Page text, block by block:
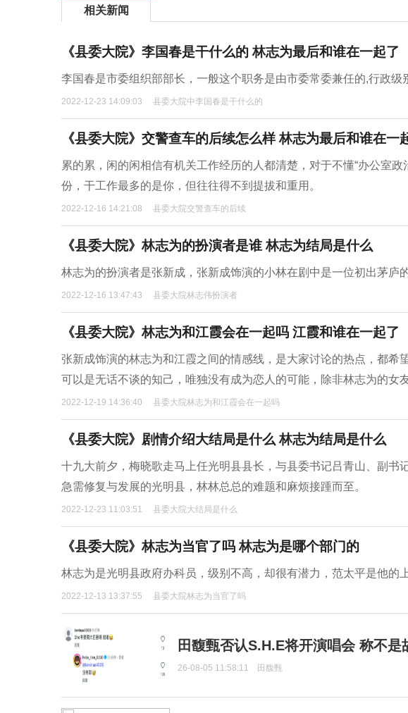
相关新闻
《县委大院》李国春是干什么的 林志为最后和谁在一起了
李国春是市委组织部部长，一般这个职务是由市委常委兼任的,行政级
2022-12-23 14:09:03 县委大院中李国春是干什么的
《县委大院》交警查车的后续怎么样 林志为最后和谁在一
累的累，闲的闲相信有机关工作经历的人都清楚，对于不懂“办公室
份，干工作最多的是你，但往往得不到提拔和重用。
2022-12-16 14:21:08 县委大院交警查车的后续
《县委大院》林志为的扮演者是谁 林志为结局是什么
林志为的扮演者是张新成，张新成饰演的小林在剧中是一位初出茅庐
2022-12-16 13:47:43 县委大院林志伟扮演者
《县委大院》林志为和江霞会在一起吗 江霞和谁在一起了
张新成饰演的林志为和江霞之间的情感线，是大家讨论的热点，都希
可以是无话不谈的知己，唯独没有成为恋人的可能，除非林志为的女
2022-12-19 14:36:40 县委大院林志为和江霞会在一起吗
《县委大院》剧情介绍大结局是什么 林志为结局是什么
十九大前夕，梅晓歌走马上任光明县县长，与县委书记吕青山、副书
急需修复与发展的光明县，林林总总的难题和麻烦接踵而至。
2022-12-23 11:03:51 县委大院大结局是什么
《县委大院》林志为当官了吗 林志为是哪个部门的
林志为是光明县政府办科员，级别不高，却很有潜力，范太平是他的上
2022-12-13 13:37:55 县委大院林志为当官了吗
田馥甄否认S.H.E将开演唱会 称不是
26-08-05 11:58:11 田馥甄